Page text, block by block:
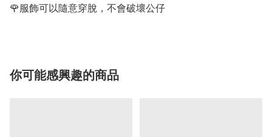
🌹服飾可以隨意穿脫，不會破壞公仔
你可能感興趣的商品